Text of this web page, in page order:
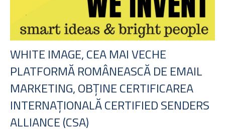
WHITE IMAGE, CEA MAI VECHE
PLATFORMĂ ROMÂNEASCĂ DE EMAIL
MARKETING, OBȚINE CERTIFICAREA
INTERNAȚIONALĂ CERTIFIED SENDERS
ALLIANCE (CSA)